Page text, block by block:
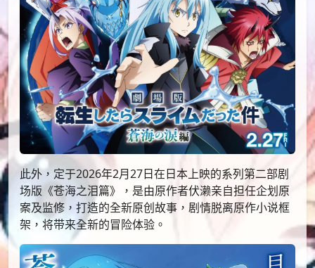
此外，定于2026年2月27日在日本上映的系列第二部剧
场版《苍海之泪篇》，是由原作者伏濑亲自担任企划原
案及监修，打造的全新原创故事，剧情脱离原作小说框
架，将带来全新的冒险体验。